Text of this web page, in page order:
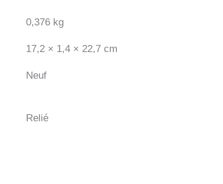
0,376 kg
17,2 × 1,4 × 22,7 cm
Neuf
Relié